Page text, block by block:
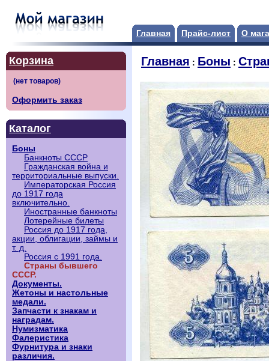
Главная Прайс-лист О
Корзина
Оформить заказ
Каталог
Боны
Банкноты СССР
Гражданская война и
территориальные выпуски.
Императорская Россия
до 1917 года
включительно.
Иностранные банкноты
Лотерейные билеты
Россия до 1917 года,
акции, облигации, займы и
т. д.
Россия с 1991 года.
Страны бывшего
СССР.
Документы.
Жетоны и настольные
медали.
Запчасти к знакам и
наградам.
Нумизматика
Фалеристика
Фурнитура и знаки
различия.
Главная : Боны :